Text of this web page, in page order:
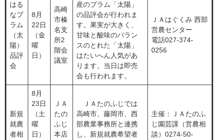
はる
なプ
ラム
（太
陽）
品評
会
8月
22日
（金
曜
日）
高崎
市榛
名支
所2
階会
議室
産のプラム「太陽」
の品評会が行われま
す。果実が大きく、
甘味と酸味のバラン
スのとれた「太陽」
はたいへん人気があ
ります。当日は即売
会も行われます。
ＪＡはぐくみ 西部
営農センター
電話027-374-
0256
新規
就農
者相
8月
23日
（土
曜
日）
ＪＡ
たの
ふじ
本店
ＪＡたのふじでは
高崎市、藤岡市、西
部農業事務所と連携
し、新規就農希望者
主催：ＪＡたのふ
じ園芸課（営農相
談）0274-50-